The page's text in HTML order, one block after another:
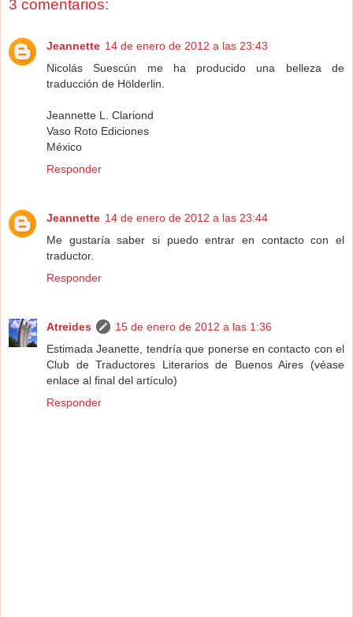
3 comentarios:
Jeannette 14 de enero de 2012 a las 23:43
Nicolás Suescún me ha producido una belleza de
traducción de Hölderlin.
Jeannette L. Clariond
Vaso Roto Ediciones
México
Responder
Jeannette 14 de enero de 2012 a las 23:44
Me gustaría saber si puedo entrar en contacto con el
traductor.
Responder
Atreides
15 de enero de 2012 a las 1:36
Estimada Jeanette, tendría que ponerse en contacto con el
Club de Traductores Literarios de Buenos Aires (véase
enlace al final del artículo)
Responder